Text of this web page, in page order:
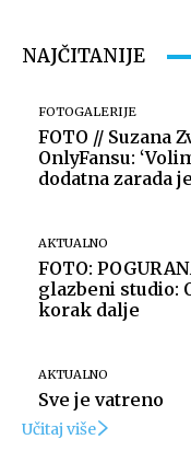
NAJČITANIJE
FOTOGALERIJE
FOTO // Suzana
OnlyFansu:
dodatna zarada
AKTUALNO
FOTO:
glazbeni studio:
korak dalje
AKTUALNO
Sve je vatreno
Učitaj više